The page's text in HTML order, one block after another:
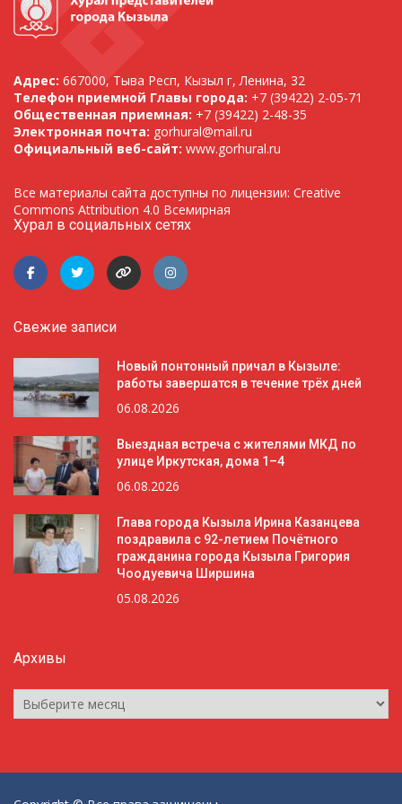
Адрес: 667000, Тыва Респ, Кызыл г, Ленина, 32
Телефон приемной Главы города: +7 (39422) 2-05-71
Общественная приемная: +7 (39422) 2-48-35
Электронная почта: gorhural@mail.ru
Официальный веб-сайт: www.gorhural.ru
Все материалы сайта доступны по лицензии: Creative
Commons Attribution 4.0 Всемирная
Хурал в социальных сетях
Свежие записи
Новый понтонный причал в Кызыле:
работы завершатся в течение трёх дней
06.08.2026
Выездная встреча с жителями МКД по
улице Иркутская, дома 1–4
06.08.2026
Глава города Кызыла Ирина Казанцева
поздравила с 92-летием Почётного
гражданина города Кызыла Григория
Чоодуевича Ширшина
05.08.2026
Архивы
Архивы